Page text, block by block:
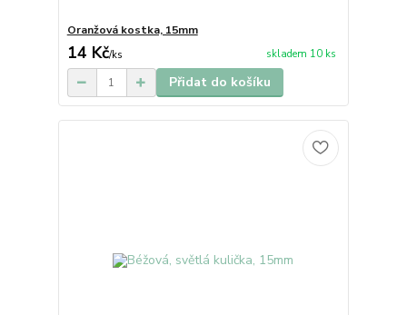
Oranžová kostka, 15mm
14 Kč/ks skladem 10 ks
Přidat do košíku